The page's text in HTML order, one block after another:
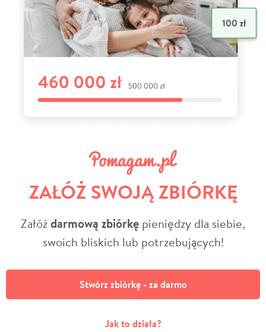
ZAŁÓŻ SWOJĄ ZBIÓRKĘ
Załóżdarmową zbiórkę pieniędzy dla siebie,
swoich bliskich lub potrzebujących!
Stwórz zbiórkę - za darmo
Jak to działa?